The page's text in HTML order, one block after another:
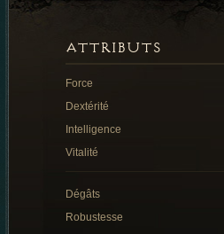
ATTRIBUTS
Force
Dextérité
Intelligence
Vitalité
Dégâts
Robustesse